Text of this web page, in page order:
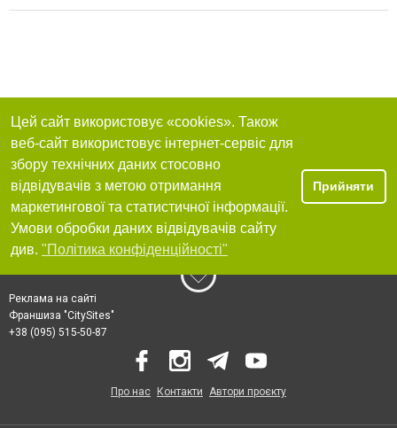
Очень хороший и профессиональный адвокат. Рекомендую!
Цей сайт використовує «cookies». Також
веб-сайт використовує інтернет-сервіс для
збору технічних даних стосовно
відвідувачів з метою отримання
маркетингової та статистичної інформації.
Умови обробки даних відвідувачів сайту
див. "Політика конфіденційності"
Прийняти
Реклама на сайті
Франшиза "CitySites"
+38 (095) 515-50-87
Про нас Контакти Автори проєкту